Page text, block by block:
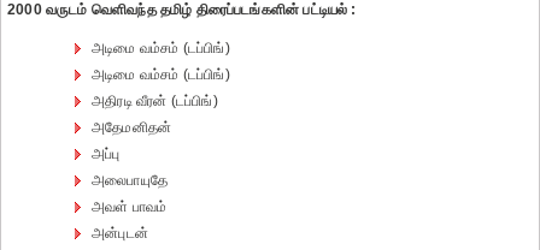
2000 வருடம் வெளிவந்த தமிழ் திரைப்படங்களின் பட்டியல் :
அடிமை வம்சம் (டப்பிங்)
அடிமை வம்சம் (டப்பிங்)
அதிரடி வீரன் (டப்பிங்)
அதேமனிதன்
அப்பு
அலைபாயுதே
அவள் பாவம்
அன்புடன்